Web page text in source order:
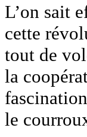
L’on sait
cette
tout de
la
le